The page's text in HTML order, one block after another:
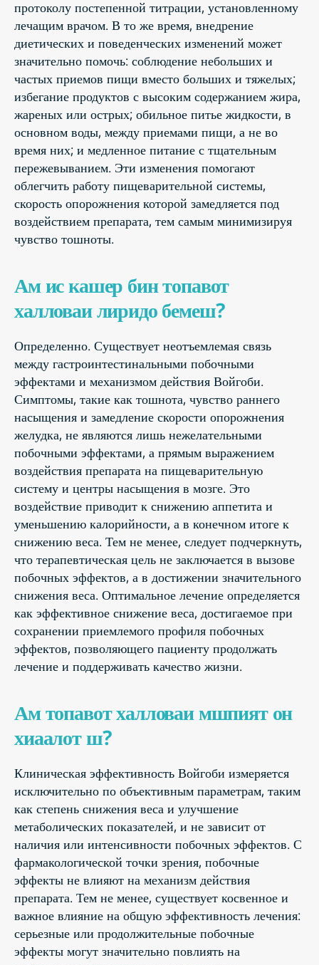
протоколу постепенной титрации, установленному
лечащим врачом. В то же время, внедрение
диетических и поведенческих изменений может
значительно помочь: соблюдение небольших и
частых приемов пищи вместо больших и тяжелых;
избегание продуктов с высоким содержанием жира,
жареных или острых; обильное питье жидкости, в
основном воды, между приемами пищи, а не во
время них; и медленное питание с тщательным
пережевыванием. Эти изменения помогают
облегчить работу пищеварительной системы,
скорость опорожнения которой замедляется под
воздействием препарата, тем самым минимизируя
чувство тошноты.
Ам ис кашер бин топавот
халловаи лиридо бемеш?
Определенно. Существует неотъемлемая связь
между гастроинтестинальными побочными
эффектами и механизмом действия Войгоби.
Симптомы, такие как тошнота, чувство раннего
насыщения и замедление скорости опорожнения
желудка, не являются лишь нежелательными
побочными эффектами, а прямым выражением
воздействия препарата на пищеварительную
систему и центры насыщения в мозге. Это
воздействие приводит к снижению аппетита и
уменьшению калорийности, а в конечном итоге к
снижению веса. Тем не менее, следует подчеркнуть,
что терапевтическая цель не заключается в вызове
побочных эффектов, а в достижении значительного
снижения веса. Оптимальное лечение определяется
как эффективное снижение веса, достигаемое при
сохранении приемлемого профиля побочных
эффектов, позволяющего пациенту продолжать
лечение и поддерживать качество жизни.
Ам топавот халловаи мшпият он
хиаалот ш?
Клиническая эффективность Войгоби измеряется
исключительно по объективным параметрам, таким
как степень снижения веса и улучшение
метаболических показателей, и не зависит от
наличия или интенсивности побочных эффектов. С
фармакологической точки зрения, побочные
эффекты не влияют на механизм действия
препарата. Тем не менее, существует косвенное и
важное влияние на общую эффективность лечения:
серьезные или продолжительные побочные
эффекты могут значительно повлиять на